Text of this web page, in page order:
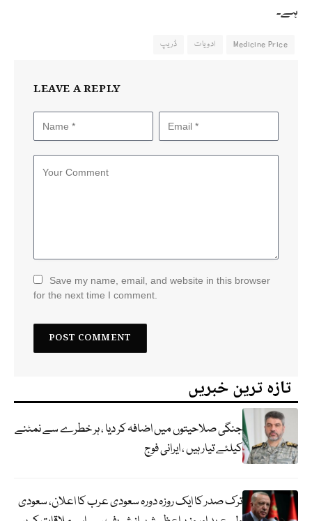
ہے۔
Medicine Price ادویات ڈریپ
LEAVE A REPLY
Save my name, email, and website in this browser
for the next time I comment.
تازہ ترین خبریں
جنگی صلاحیتوں میں اضافہ کر دیا ، ہر خطرے سے نمٹنے
کیلئے تیار ہیں ، ایرانی فوج
ترک صدر کا ایک روزہ دورہ سعودی عرب کا اعلان، سعودی